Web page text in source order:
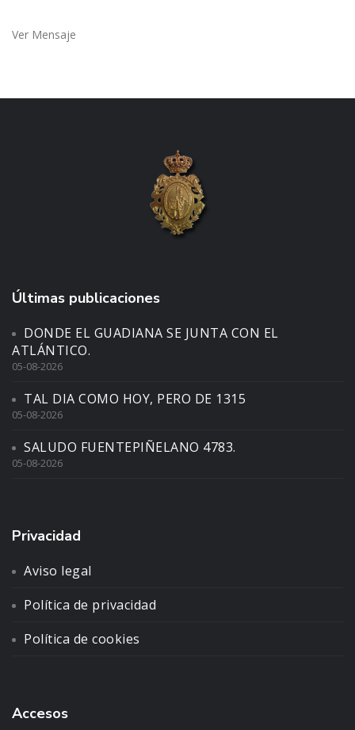
Ver Mensaje
Últimas publicaciones
DONDE EL GUADIANA SE JUNTA CON EL
ATLÁNTICO.
05-08-2026
TAL DIA COMO HOY, PERO DE 1315
05-08-2026
SALUDO FUENTEPIÑELANO 4783.
05-08-2026
Privacidad
Aviso legal
Política de privacidad
Política de cookies
Accesos